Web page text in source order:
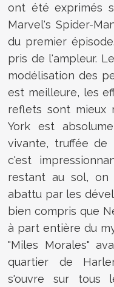
ont été exprimés
Marvel's Spider-
du premier
pris de l'ampleur.
modélisation des
est meilleure, les
reflets sont mieux
York est
vivante, truffée de
c'est
restant au sol,
abattu par les
bien compris que
à part entière du
"Miles Morales"
quartier de
s'ouvre sur tous